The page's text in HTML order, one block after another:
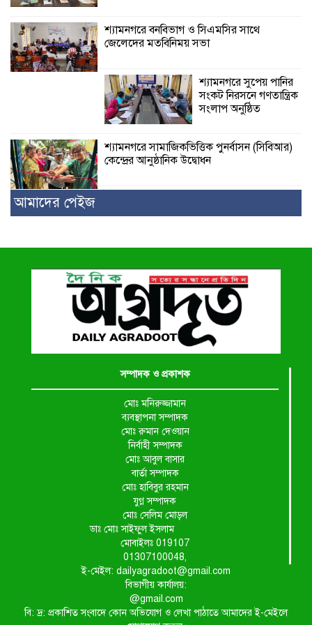
শ্যামনগরে বনবিভাগ ও সিএমসির সাথে
জেলেদের মতবিনিময় সভা
শ্যামনগরে সুপেয় পানির
সংকট নিরসনে গণতান্ত্রিক
সংলাপ অনুষ্ঠিত
শ্যামনগরে সামাজিকভিত্তিক পুনর্বাসন (সিবিআর)
কেন্দ্রের আনুষ্ঠানিক উদ্বোধন
আমাদের পেইজ
সম্পাদক ও প্রকাশক
মোঃ মনিরুজ্জামান
ব্যবস্থাপনা সম্পাদক
মোঃ রুমান দেওয়ান
নির্বাহী সম্পাদক
মোঃ আবুল বাসার
বার্তা সম্পাদক
মোঃ হাবিবুর রহমান
যুগ্ন সম্পাদক
মোঃ সেলিম মোড়ল
ডাঃ মোঃ সাইফুল ইসলাম
মোবাইলঃ 019107
01307100048,
ই-মেইল: dailyagradoot@gmail.com
বিভাগীয় কার্যালয়:
@gmail.com
বি: দ্র: প্রকাশিত সংবাদে কোন অভিযোগ ও লেখা পাঠাতে আমাদের ই-মেইলে